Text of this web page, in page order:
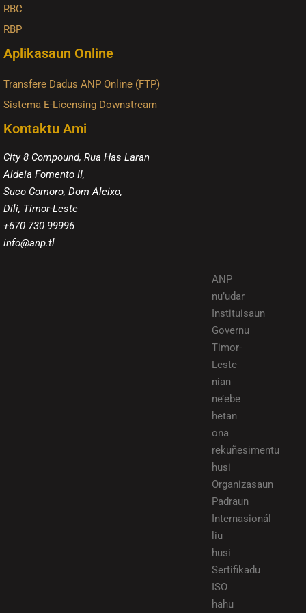
RBC
RBP
Aplikasaun Online
Transfere Dadus ANP Online (FTP)
Sistema E-Licensing Downstream
Kontaktu Ami
City 8 Compound, Rua Has Laran
Aldeia Fomento II,
Suco Comoro, Dom Aleixo,
Dili, Timor-Leste
+670 730 99996
info@anp.tl
ANP
nu’udar
Instituisaun
Governu
Timor-
Leste
nian
ne’ebe
hetan
ona
rekuñesimentu
husi
Organizasaun
Padraun
Internasionál
liu
husi
Sertifikadu
ISO
hahu